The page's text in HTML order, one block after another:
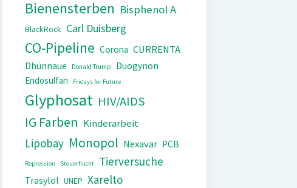
Bienensterben Bisphenol A
BlackRock Carl Duisberg
CO-Pipeline Corona CURRENTA
Dhünnaue Donald Trump
Duogynon
Endosulfan
Fridays for Future
Glyphosat HIV/AIDS
IG Farben Kinderarbeit
Lipobay Monopol Nexavar PCB
Repression Steuerflucht Tierversuche
Trasylol UNEP Xarelto